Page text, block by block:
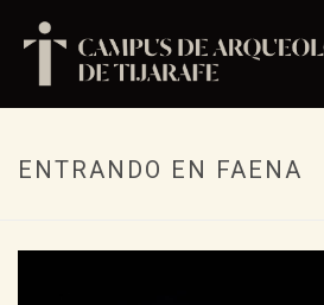
ENTRANDO EN FAENA